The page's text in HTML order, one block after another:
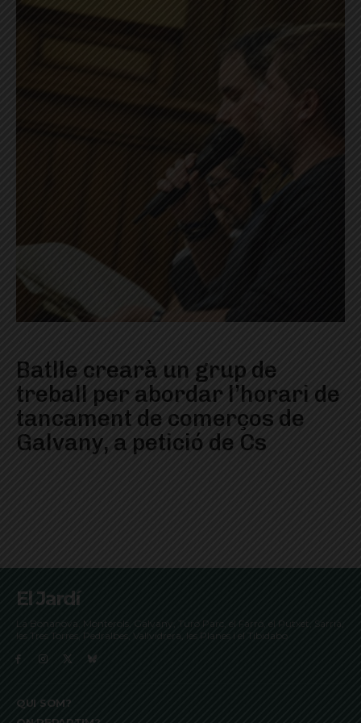
Batlle crearà un grup de
treball per abordar l’horari de
tancament de comerços de
Galvany, a petició de Cs
El Jardí
La Bonanova, Monterols, Galvany, Turó Parc, el Farró, el Putxet, Sarrià,
les Tres Torres, Pedralbes, Vallvidrera, les Planes i el Tibidabo
QUI SOM?